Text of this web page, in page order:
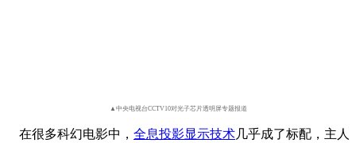
▲ 中央电视台CCTV10对光子芯片透明屏专题报道
在很多科幻电影中， 全息投影显示技术几乎成了标配，主人